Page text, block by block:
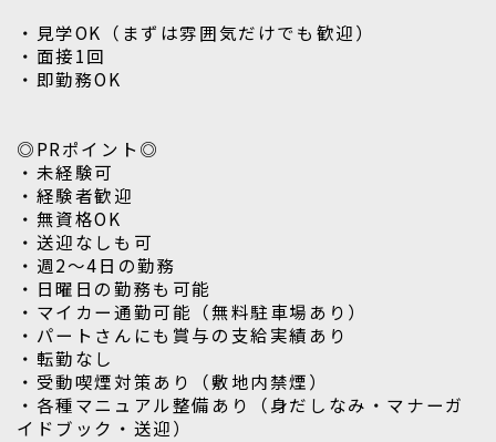
・見学OK（まずは雰囲気だけでも歓迎）
・面接1回
・即勤務OK
◎PRポイント◎
・未経験可
・経験者歓迎
・無資格OK
・送迎なしも可
・週2～4日の勤務
・日曜日の勤務も可能
・マイカー通勤可能（無料駐車場あり）
・パートさんにも賞与の支給実績あり
・転勤なし
・受動喫煙対策あり（敷地内禁煙）
・各種マニュアル整備あり（身だしなみ・マナーガ
イドブック・送迎）